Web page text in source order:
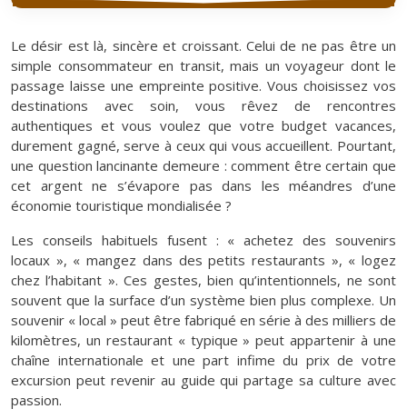
Le désir est là, sincère et croissant. Celui de ne pas être un
simple consommateur en transit, mais un voyageur dont le
passage laisse une empreinte positive. Vous choisissez vos
destinations avec soin, vous rêvez de rencontres
authentiques et vous voulez que votre budget vacances,
durement gagné, serve à ceux qui vous accueillent. Pourtant,
une question lancinante demeure : comment être certain que
cet argent ne s’évapore pas dans les méandres d’une
économie touristique mondialisée ?
Les conseils habituels fusent : « achetez des souvenirs
locaux », « mangez dans des petits restaurants », « logez
chez l’habitant ». Ces gestes, bien qu’intentionnels, ne sont
souvent que la surface d’un système bien plus complexe. Un
souvenir « local » peut être fabriqué en série à des milliers de
kilomètres, un restaurant « typique » peut appartenir à une
chaîne internationale et une part infime du prix de votre
excursion peut revenir au guide qui partage sa culture avec
passion.